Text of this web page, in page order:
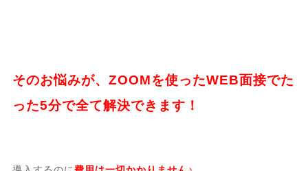
そのお悩みが、ZOOMを使ったWEB面接でた
った5分で全て解決できます！